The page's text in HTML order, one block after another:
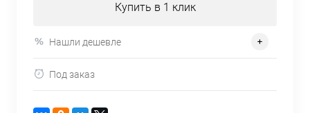
Купить в 1 клик
Нашли дешевле
Под заказ